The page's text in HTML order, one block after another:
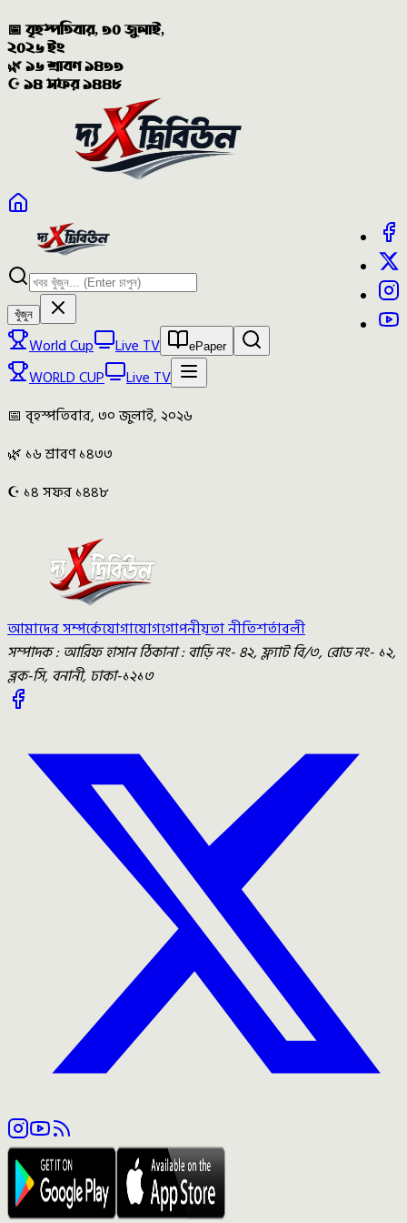
📅 বৃহস্পতিবার, ৩০ জুলাই,
২০২৬ ইং
🌿 ১৬ শ্রাবণ ১৪৩৩
☪️ ১৪ সফর ১৪৪৮
খুঁজুন
World Cup Live TV ePaper
WORLD CUP
Live TV
📅 বৃহস্পতিবার, ৩০ জুলাই, ২০২৬
🌿 ১৬ শ্রাবণ ১৪৩৩
☪️ ১৪ সফর ১৪৪৮
আমাদের সম্পর্কেযোগাযোগগোপনীয়তা নীতিশর্তাবলী
সম্পাদক : আরিফ হাসান ঠিকানা : বাড়ি নং- ৪২, ফ্ল্যাট বি/৩, রোড নং- ১২,
ব্লক-সি, বনানী, ঢাকা-১২১৩